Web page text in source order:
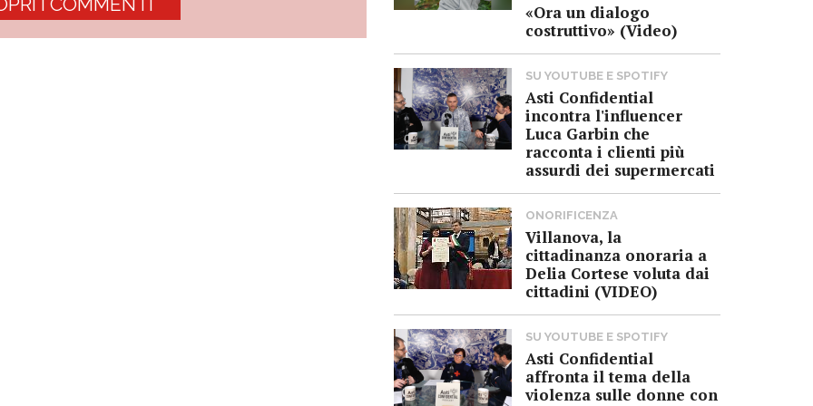
«Ora un dialogo
costruttivo» (Video)
SU YOUTUBE E SPOTIFY
Asti Confidential
incontra l'influencer
Luca Garbin che
racconta i clienti più
assurdi dei supermercati
ONORIFICENZA
Villanova, la
cittadinanza onoraria a
Delia Cortese voluta dai
cittadini (VIDEO)
SU YOUTUBE E SPOTIFY
Asti Confidential
affronta il tema della
violenza sulle donne con